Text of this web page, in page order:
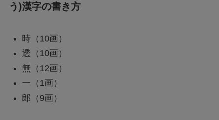
う)漢字の書き方
時（10画）
透（10画）
無（12画）
一（1画）
郎（9画）